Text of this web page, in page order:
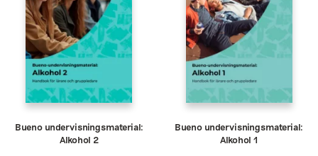
Bueno undervisningsmaterial:
Alkohol 2
Bueno undervisningsmaterial:
Alkohol 1